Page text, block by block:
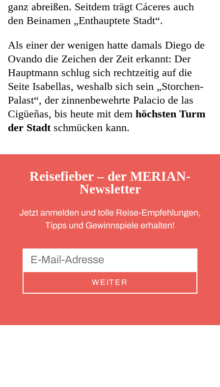
ganz abreißen. Seitdem trägt Cáceres auch
den Beinamen „Enthauptete Stadt“.
Als einer der wenigen hatte damals Diego de
Ovando die Zeichen der Zeit erkannt: Der
Hauptmann schlug sich rechtzeitig auf die
Seite Isabellas, weshalb sich sein „Storchen-
Palast“, der zinnenbewehrte Palacio de las
Cigüeñas, bis heute mit dem höchsten Turm
der Stadt schmücken kann.
Reisefieber – der MERIAN-
Newsletter
Jetzt anmelden und tolle Reise-Empfehlungen,
Tipps und Gewinnspiele erhalten!
WEITER